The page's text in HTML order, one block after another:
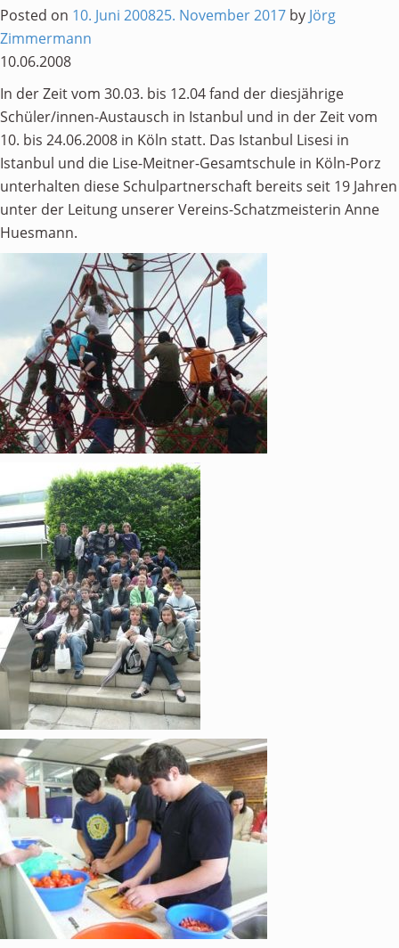
Posted on 10. Juni 200825. November 2017 by Jörg
Zimmermann
10.06.2008
In der Zeit vom 30.03. bis 12.04 fand der diesjährige
Schüler/innen-Austausch in Istanbul und in der Zeit vom
10. bis 24.06.2008 in Köln statt. Das Istanbul Lisesi in
Istanbul und die Lise-Meitner-Gesamtschule in Köln-Porz
unterhalten diese Schulpartnerschaft bereits seit 19 Jahren
unter der Leitung unserer Vereins-Schatzmeisterin Anne
Huesmann.